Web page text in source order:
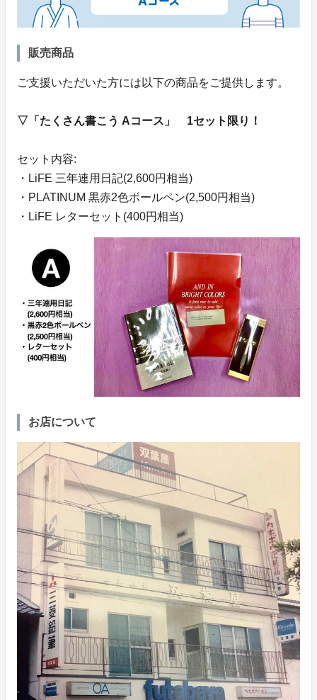
販売商品
ご支援いただいた方には以下の商品をご提供します。
▽「たくさん書こう Aコース」 1セット限り！
セット内容:
・LiFE 三年連用日記(2,600円相当)
・PLATINUM 黒赤2色ボールペン(2,500円相当)
・LiFE レターセット(400円相当)
お店について